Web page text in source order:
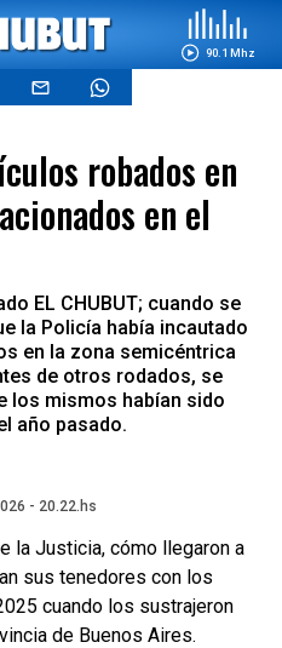
90.1 Mhz
robados en
en el
EL CHUBUT; cuando se
la Policía había incautado
en la zona semicéntrica
de otros rodados, se
los mismos habían sido
año pasado.
- 20.22.hs
la Justicia, cómo llegaron a
sus tenedores con los
cuando los sustrajeron
de Buenos Aires.